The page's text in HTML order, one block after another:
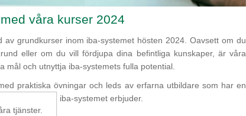
våra kurser 2024
grundkurser inom iba-systemet hösten 2024. Oavsett om du
eller om du vill fördjupa dina befintliga kunskaper, är våra
mål och utnyttja iba-systemets fulla potential.
praktiska övningar och leds av erfarna utbildare som har en
som iba-systemet erbjuder.
tjänster.